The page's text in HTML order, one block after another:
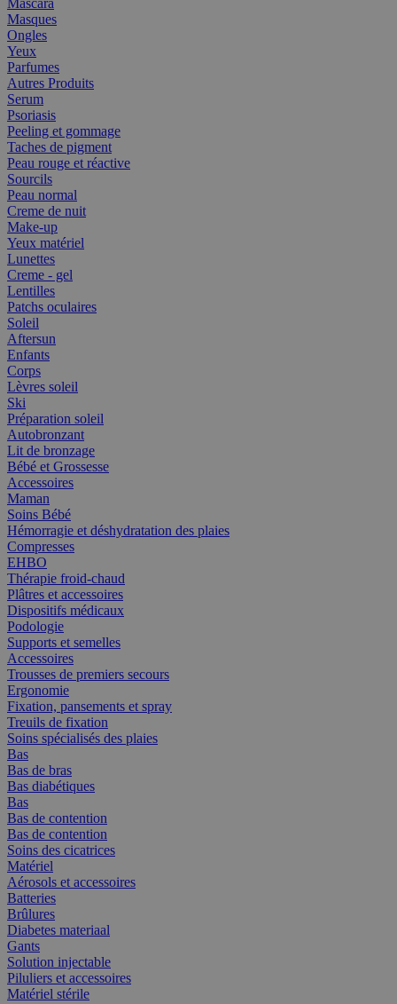
Masques
Ongles
Yeux
Parfumes
Autres Produits
Serum
Psoriasis
Peeling et gommage
Taches de pigment
Peau rouge et réactive
Sourcils
Peau normal
Creme de nuit
Make-up
Yeux matériel
Lunettes
Creme - gel
Lentilles
Patchs oculaires
Soleil
Aftersun
Enfants
Corps
Lèvres soleil
Ski
Préparation soleil
Autobronzant
Lit de bronzage
Bébé et Grossesse
Accessoires
Maman
Soins Bébé
Hémorragie et déshydratation des plaies
Compresses
EHBO
Thérapie froid-chaud
Plâtres et accessoires
Dispositifs médicaux
Podologie
Supports et semelles
Accessoires
Trousses de premiers secours
Ergonomie
Fixation, pansements et spray
Treuils de fixation
Soins spécialisés des plaies
Bas
Bas de bras
Bas diabétiques
Bas
Bas de contention
Bas de contention
Soins des cicatrices
Matériel
Aérosols et accessoires
Batteries
Brûlures
Diabetes materiaal
Gants
Solution injectable
Piluliers et accessoires
Matériel stérile